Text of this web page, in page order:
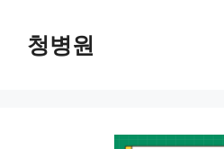
청병원